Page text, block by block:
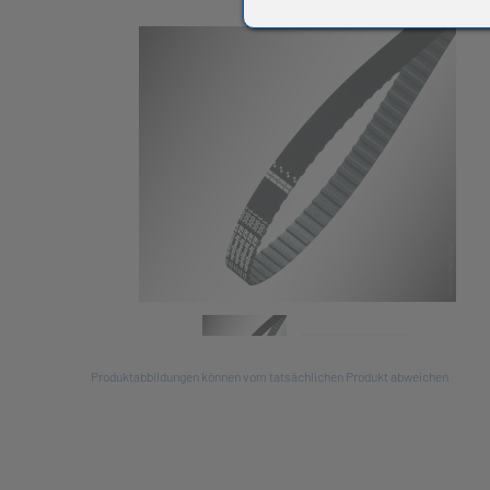
Produktabbildungen können vom tatsächlichen Produkt abweichen